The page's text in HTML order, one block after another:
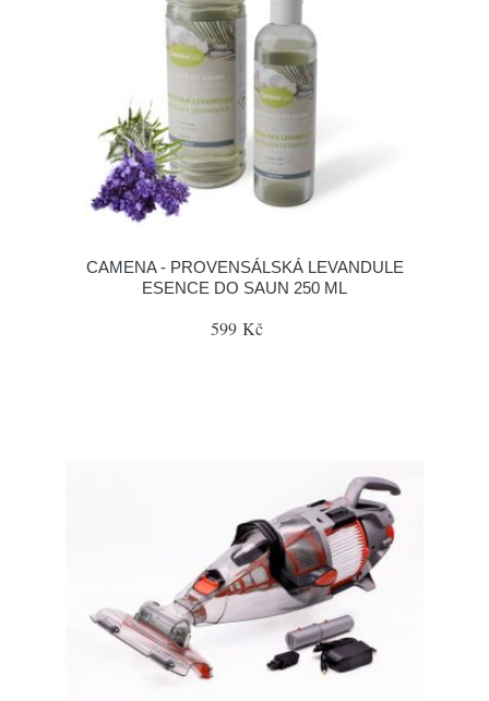
CAMENA - PROVENSÁLSKÁ LEVANDULE
ESENCE DO SAUN 250 ML
599 Kč